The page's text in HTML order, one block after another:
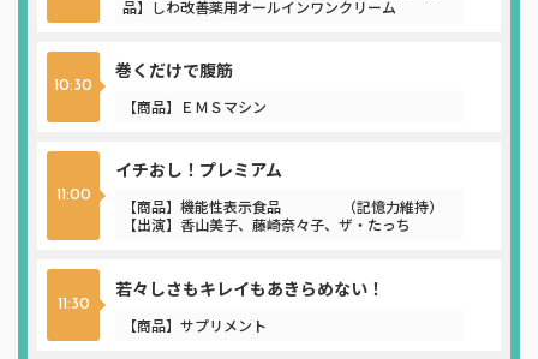
品】しわ改善薬用オールインワンクリーム
10:30
巻くだけで腹筋
【商品】ＥＭＳマシン
11:00
イチおし！プレミアム
【商品】機能性表示食品 （記憶力維持）
【出演】香山美子、藤崎奈々子、ザ・たっち
11:30
若々しさもキレイもあきらめない！
【商品】サプリメント